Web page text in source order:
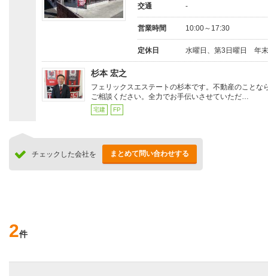
交通 -
営業時間 10:00～17:30
定休日 水曜日、第3日曜日 年
杉本 宏之
フェリックスエステートの杉本です。不動産のことな
ご相談ください。全力でお手伝いさせていただ…
宅建 FP
チェックした会社を まとめて問い合わせする
2件